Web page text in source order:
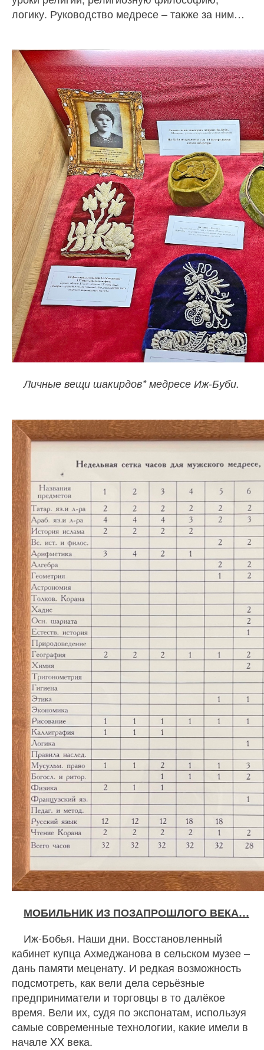
логику. Руководство медресе – также за ним…
Личные вещи шакирдов* медресе Иж-Буби.
МОБИЛЬНИК ИЗ ПОЗАПРОШЛОГО ВЕКА…
Иж-Бобья. Наши дни. Восстановленный
кабинет купца Ахмеджанова в сельском музее –
дань памяти меценату. И редкая возможность
подсмотреть, как вели дела серьёзные
предприниматели и торговцы в то далёкое
время. Вели их, судя по экспонатам, используя
самые современные технологии, какие имели в
начале XX века.